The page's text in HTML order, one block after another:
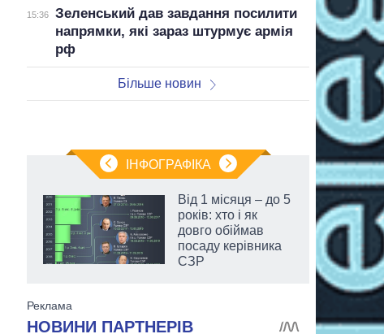
15:36
Зеленський дав завдання посилити
напрямки, які зараз штурмує армія
рф
Більше новин
ІНФОГРАФІКА
Від 1 місяця – до 5
років: хто і як
довго обіймав
посаду керівника
СЗР